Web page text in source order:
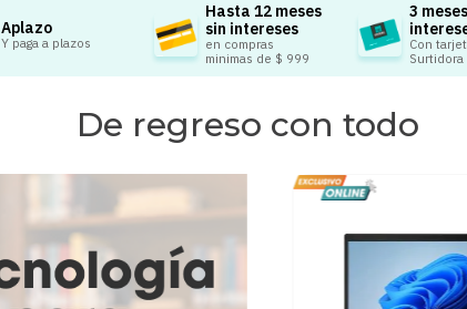
Aplazo
Y paga a plazos
Hasta 12 meses
sin intereses
en compras
minimas de $ 999
3
Con
Surtidora
De regreso con todo